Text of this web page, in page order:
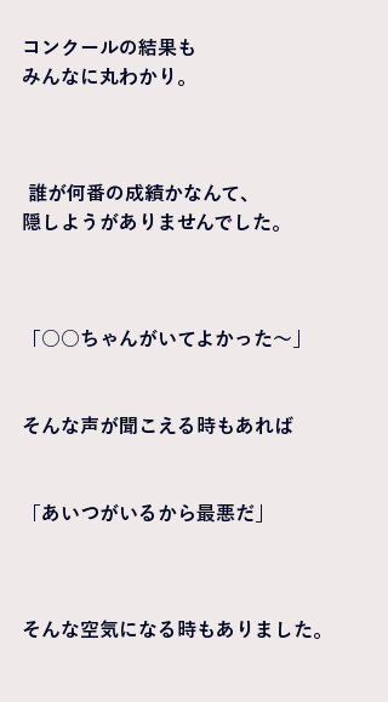
コンクールの結果も
みんなに丸わかり。
誰が何番の成績かなんて、
隠しようがありませんでした。
「○○ちゃんがいてよかった〜」
そんな声が聞こえる時もあれば
「あいつがいるから最悪だ」
そんな空気になる時もありました。